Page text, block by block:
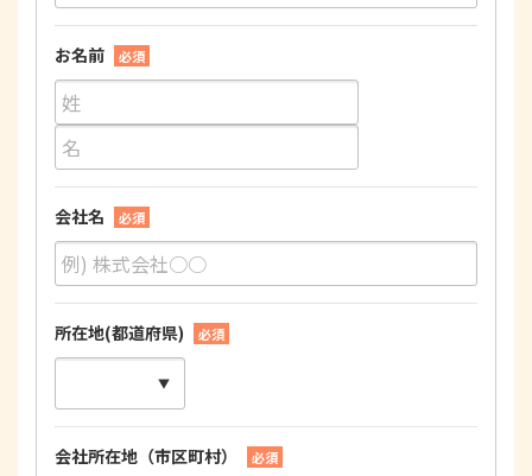
お名前 必須
会社名 必須
所在地(都道府県) 必須
会社所在地（市区町村） 必須